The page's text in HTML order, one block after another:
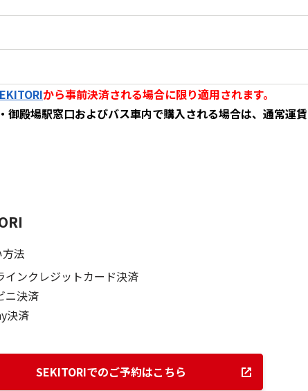
から事前決済される場合に限り適用されます。
殿場駅窓口およびバス車内で購入される場合は、通常運賃
法
インクレジットカード決済
ニ決済
決済
SEKITORIでのご予約はこちら